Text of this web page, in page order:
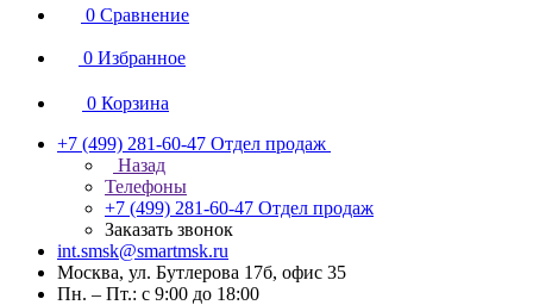
0 Сравнение
0 Избранное
0 Корзина
+7 (499) 281-60-47 Отдел продаж
Назад
Телефоны
+7 (499) 281-60-47 Отдел продаж
Заказать звонок
int.smsk@smartmsk.ru
Москва, ул. Бутлерова 17б, офис 35
Пн. – Пт.: с 9:00 до 18:00